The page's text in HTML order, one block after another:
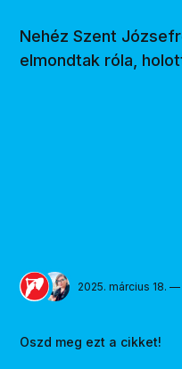
Nehéz Szent
elmondtak róla,
2025. március 18.
Oszd meg ezt a cikket!